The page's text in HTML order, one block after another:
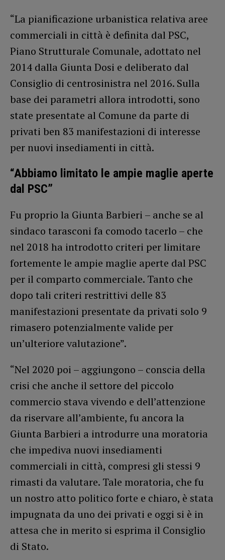
“La pianificazione urbanistica relativa aree
commerciali in città è definita dal PSC,
Piano Strutturale Comunale, adottato nel
2014 dalla Giunta Dosi e deliberato dal
Consiglio di centrosinistra nel 2016. Sulla
base dei parametri allora introdotti, sono
state presentate al Comune da parte di
privati ben 83 manifestazioni di interesse
per nuovi insediamenti in città.
“Abbiamo limitato le ampie maglie aperte
dal PSC”
Fu proprio la Giunta Barbieri – anche se al
sindaco tarasconi fa comodo tacerlo – che
nel 2018 ha introdotto criteri per limitare
fortemente le ampie maglie aperte dal PSC
per il comparto commerciale. Tanto che
dopo tali criteri restrittivi delle 83
manifestazioni presentate da privati solo 9
rimasero potenzialmente valide per
un’ulteriore valutazione”.
“Nel 2020 poi – aggiungono – conscia della
crisi che anche il settore del piccolo
commercio stava vivendo e dell’attenzione
da riservare all’ambiente, fu ancora la
Giunta Barbieri a introdurre una moratoria
che impediva nuovi insediamenti
commerciali in città, compresi gli stessi 9
rimasti da valutare. Tale moratoria, che fu
un nostro atto politico forte e chiaro, è stata
impugnata da uno dei privati e oggi si è in
attesa che in merito si esprima il Consiglio
di Stato.